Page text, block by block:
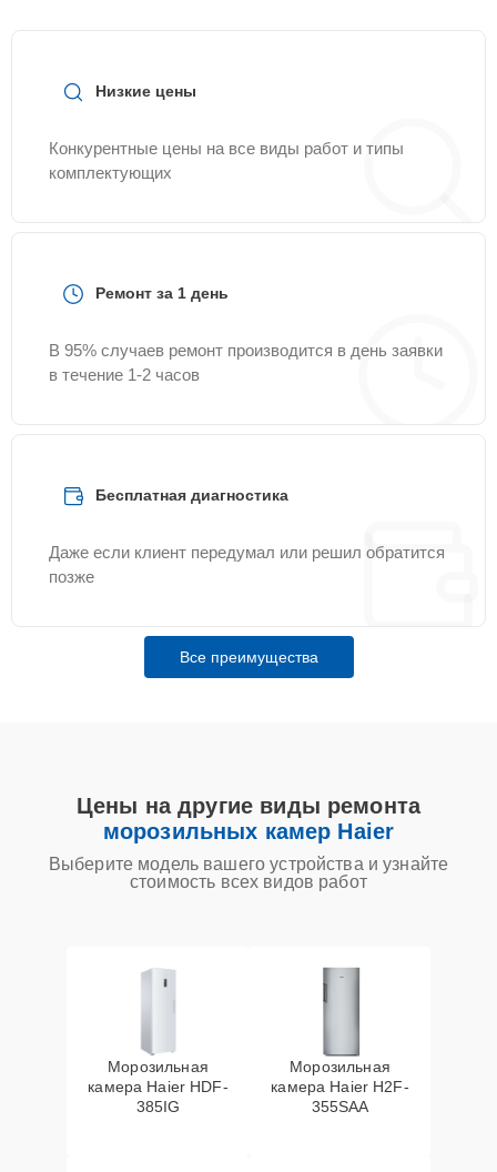
Низкие цены
Конкурентные цены на все виды работ и типы
комплектующих
Ремонт за 1 день
В 95% случаев ремонт производится в день заявки
в течение 1-2 часов
Бесплатная диагностика
Даже если клиент передумал или решил обратится
позже
Все преимущества
Цены на другие виды ремонта
морозильных камер Haier
Выберите модель вашего устройства и узнайте
стоимость всех видов работ
Морозильная
камера Haier HDF-
385IG
Морозильная
камера Haier H2F-
355SAA